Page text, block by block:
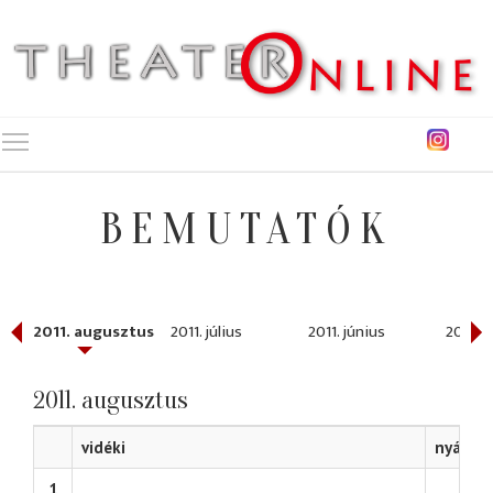
BEMUTATÓK
2011. augusztus 2011. július 2011. június 2011.
2011. augusztus
vidéki
nyári